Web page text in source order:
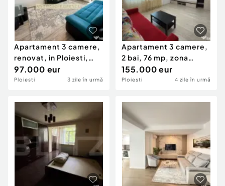
Apartament 3 camere,
renovat, in Ploiesti,
zona Republicii.
97.000 eur
Ploiesti 3 zile în urmă
Apartament 3 camere,
2 bai, 76 mp, zona
Marasesti
155.000 eur
Ploiesti 4 zile în urmă